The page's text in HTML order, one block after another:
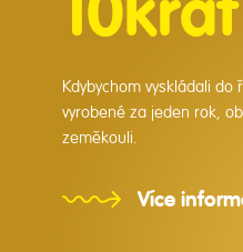
Kdybychom vyskládali do
vyrobené za jeden rok,
zeměkouli.
Více